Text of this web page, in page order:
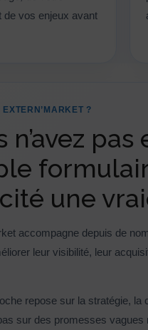
de vos enjeux avant
EXTERN’MARKET ?
n’avez
une
accompagne depuis de
leur visibilité, leur
repose sur la stratégie, la
sur des promesses vagues